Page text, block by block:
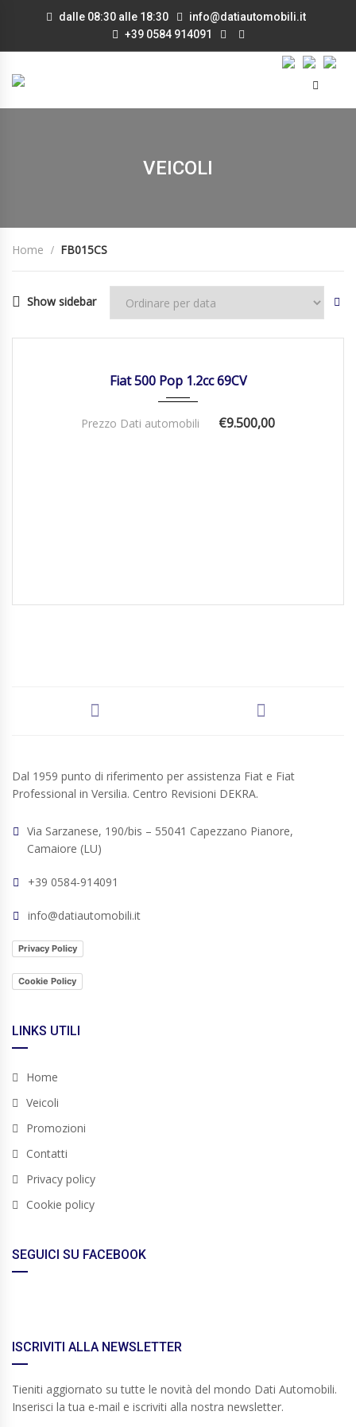
dalle 08:30 alle 18:30
info@datiautomobili.it
+39 0584 914091
VEICOLI
Home FB015CS
Show sidebar
Fiat 500 Pop 1.2cc 69CV
Prezzo Dati automobili €9.500,00
Dal 1959 punto di riferimento per assistenza Fiat e Fiat
Professional in Versilia. Centro Revisioni DEKRA.
Via Sarzanese, 190/bis – 55041 Capezzano Pianore,
Camaiore (LU)
+39 0584-914091
info@datiautomobili.it
Privacy Policy
Cookie Policy
LINKS UTILI
Home
Veicoli
Promozioni
Contatti
Privacy policy
Cookie policy
SEGUICI SU FACEBOOK
ISCRIVITI ALLA NEWSLETTER
Tieniti aggiornato su tutte le novità del mondo Dati Automobili.
Inserisci la tua e-mail e iscriviti alla nostra newsletter.